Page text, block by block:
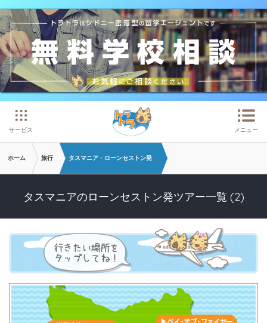
メインコンテンツへスキップ
サービス メニュー
ホーム 旅行 タスマニア - ローンセストン発
タスマニアのローンセストン発ツアー一覧 (2)